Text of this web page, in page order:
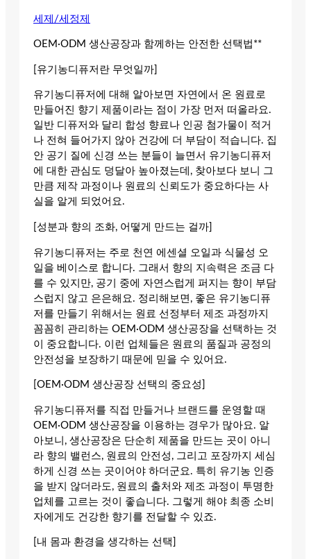
세제/세정제
OEM·ODM 생산공장과 함께하는 안전한 선택법**
[유기농디퓨저란 무엇일까]
유기농디퓨저에 대해 알아보면 자연에서 온 원료로
만들어진 향기 제품이라는 점이 가장 먼저 떠올라요.
일반 디퓨저와 달리 합성 향료나 인공 첨가물이 적거
나 전혀 들어가지 않아 건강에 더 부담이 적습니다. 집
안 공기 질에 신경 쓰는 분들이 늘면서 유기농디퓨저
에 대한 관심도 덩달아 높아졌는데, 찾아보다 보니 그
만큼 제작 과정이나 원료의 신뢰도가 중요하다는 사
실을 알게 되었어요.
[성분과 향의 조화, 어떻게 만드는 걸까]
유기농디퓨저는 주로 천연 에센셜 오일과 식물성 오
일을 베이스로 합니다. 그래서 향의 지속력은 조금 다
를 수 있지만, 공기 중에 자연스럽게 퍼지는 향이 부담
스럽지 않고 은은해요. 정리해보면, 좋은 유기농디퓨
저를 만들기 위해서는 원료 선정부터 제조 과정까지
꼼꼼히 관리하는 OEM·ODM 생산공장을 선택하는 것
이 중요합니다. 이런 업체들은 원료의 품질과 공정의
안전성을 보장하기 때문에 믿을 수 있어요.
[OEM·ODM 생산공장 선택의 중요성]
유기농디퓨저를 직접 만들거나 브랜드를 운영할 때
OEM·ODM 생산공장을 이용하는 경우가 많아요. 알
아보니, 생산공장은 단순히 제품을 만드는 곳이 아니
라 향의 밸런스, 원료의 안전성, 그리고 포장까지 세심
하게 신경 쓰는 곳이어야 하더군요. 특히 유기농 인증
을 받지 않더라도, 원료의 출처와 제조 과정이 투명한
업체를 고르는 것이 좋습니다. 그렇게 해야 최종 소비
자에게도 건강한 향기를 전달할 수 있죠.
[내 몸과 환경을 생각하는 선택]